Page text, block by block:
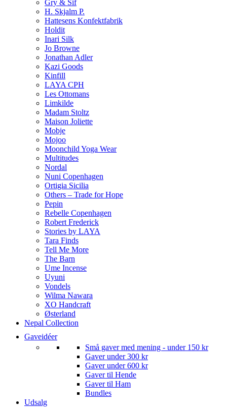
Gry & Sif
H. Skjalm P.
Hattesens Konfektfabrik
Holdit
Inari Silk
Jo Browne
Jonathan Adler
Kazi Goods
Kinfill
LAYA CPH
Les Ottomans
Limkilde
Madam Stoltz
Maison Joliette
Mobje
Mojoo
Moonchild Yoga Wear
Multitudes
Nordal
Nuni Copenhagen
Ortigia Sicilia
Others – Trade for Hope
Pepin
Rebelle Copenhagen
Robert Frederick
Stories by LAYA
Tara Finds
Tell Me More
The Barn
Ume Incense
Uyuni
Vondels
Wilma Nawara
XO Handcraft
Østerland
Nepal Collection
Gaveidéer
Små gaver med mening - under 150 kr
Gaver under 300 kr
Gaver under 600 kr
Gaver til Hende
Gaver til Ham
Bundles
Udsalg